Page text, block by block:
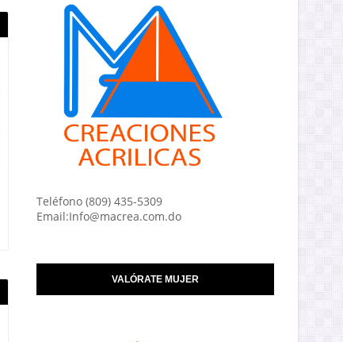
Teléfono (809) 435-5309
Email:Info@macrea.com.do
VALÓRATE MUJER